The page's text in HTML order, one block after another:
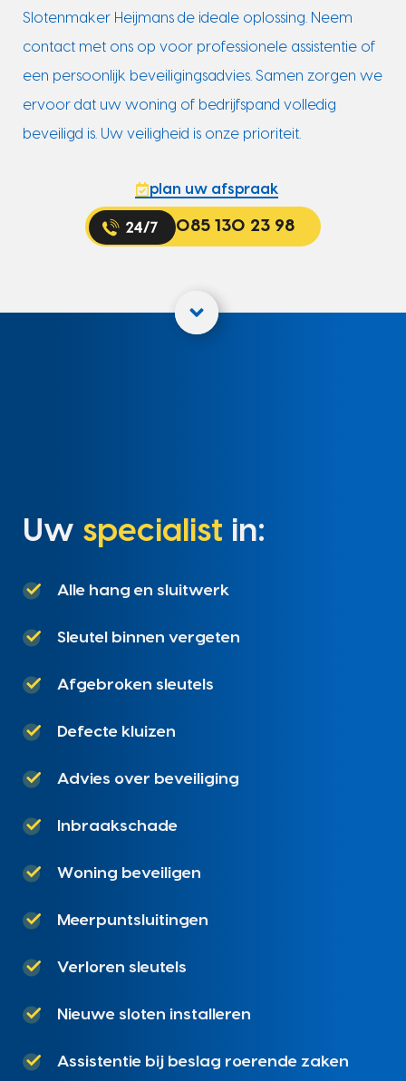
Slotenmaker Heijmans de ideale oplossing. Neem
contact met ons op voor professionele assistentie of
een persoonlijk beveiligingsadvies. Samen zorgen we
ervoor dat uw woning of bedrijfspand volledig
beveiligd is. Uw veiligheid is onze prioriteit.
plan uw afspraak
085 130 23 98
Uw specialist in:
Alle hang en sluitwerk
Sleutel binnen vergeten
Afgebroken sleutels
Defecte kluizen
Advies over beveiliging
Inbraakschade
Woning beveiligen
Meerpuntsluitingen
Verloren sleutels
Nieuwe sloten installeren
Assistentie bij beslag roerende zaken